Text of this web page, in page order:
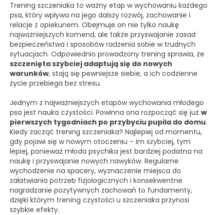
Trening szczeniaka to ważny etap w wychowaniu każdego
psa, który wpływa na jego dalszy rozwój, zachowanie i
relacje z opiekunem. Obejmuje on nie tylko naukę
najważniejszych komend, ale także przyswajanie zasad
bezpieczeństwa i sposobów radzenia sobie w trudnych
sytuacjach. Odpowiednio prowadzony trening sprawia, że
szczenięta szybciej adaptują się do nowych
warunków, stają się pewniejsze siebie, a ich codzienne
życie przebiega bez stresu.
Jednym z najważniejszych etapów wychowania młodego
psa jest nauka czystości. Powinna ona rozpocząć się już w
pierwszych tygodniach po przybyciu pupila do domu.
Kiedy zacząć trening szczeniaka? Najlepiej od momentu,
gdy pojawi się w nowym otoczeniu – im szybciej, tym
lepiej, ponieważ młoda psychika jest bardziej podatna na
naukę i przyswajanie nowych nawyków. Regularne
wychodzenie na spacery, wyznaczenie miejsca do
załatwiania potrzeb fizjologicznych i konsekwentne
nagradzanie pozytywnych zachowań to fundamenty,
dzięki którym trening czystości u szczeniaka przynosi
szybkie efekty.